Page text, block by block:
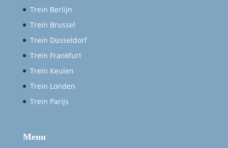
Trein Berlijn
Trein Brussel
Trein Düsseldorf
Trein Frankfurt
Trein Keulen
Trein Londen
Trein Parijs
Menu